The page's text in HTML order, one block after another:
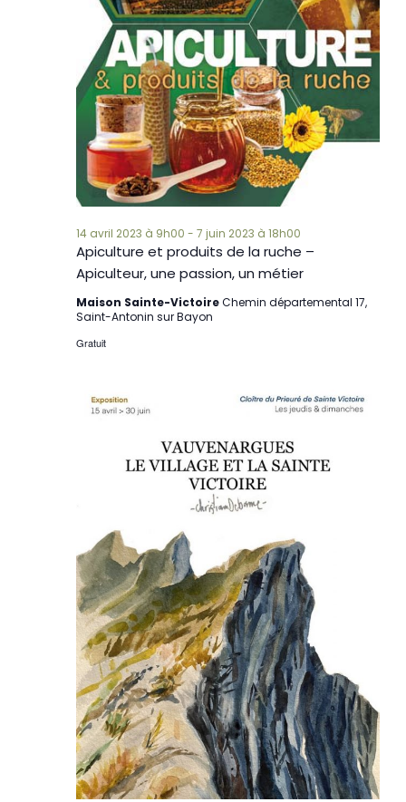
Apiculture et produits de la ruche –
Apiculteur, une passion, un métier
14 avril 2023 à 9h00 - 7 juin 2023 à 18h00
Maison Sainte-VictoireChemin départemental 17,
Saint-Antonin sur Bayon
Gratuit